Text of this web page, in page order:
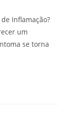
Inflamação?
um
se torna